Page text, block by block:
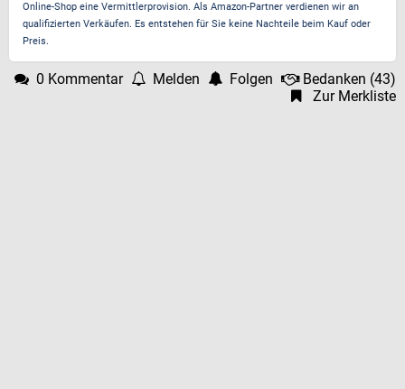
Online-Shop eine Vermittlerprovision. Als Amazon-Partner verdienen wir an
qualifizierten Verkäufen. Es entstehen für Sie keine Nachteile beim Kauf oder
Preis.
0 Kommentar Melden Folgen Bedanken (43)
Zur Merkliste